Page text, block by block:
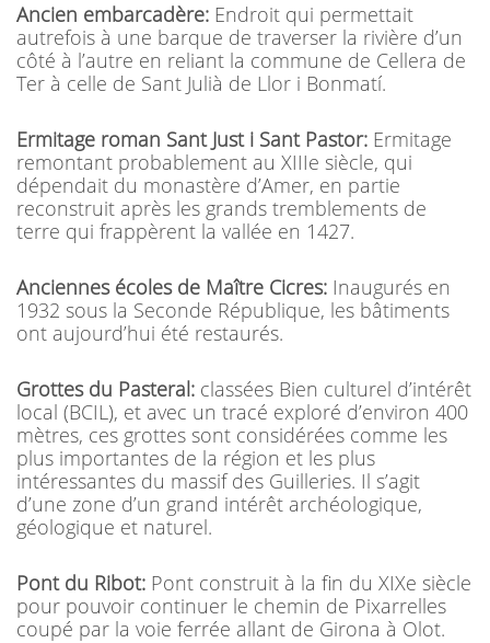
Ancien embarcadère: Endroit qui permettait
autrefois à une barque de traverser la rivière d’un
côté à l’autre en reliant la commune de Cellera de
Ter à celle de Sant Julià de Llor i Bonmatí.
Ermitage roman Sant Just i Sant Pastor: Ermitage
remontant probablement au XIIIe siècle, qui
dépendait du monastère d’Amer, en partie
reconstruit après les grands tremblements de
terre qui frappèrent la vallée en 1427.
Anciennes écoles de Maître Cicres: Inaugurés en
1932 sous la Seconde République, les bâtiments
ont aujourd’hui été restaurés.
Grottes du Pasteral: classées Bien culturel d’intérêt
local (BCIL), et avec un tracé exploré d’environ 400
mètres, ces grottes sont considérées comme les
plus importantes de la région et les plus
intéressantes du massif des Guilleries. Il s’agit
d’une zone d’un grand intérêt archéologique,
géologique et naturel.
Pont du Ribot: Pont construit à la fin du XIXe siècle
pour pouvoir continuer le chemin de Pixarrelles
coupé par la voie ferrée allant de Girona à Olot.